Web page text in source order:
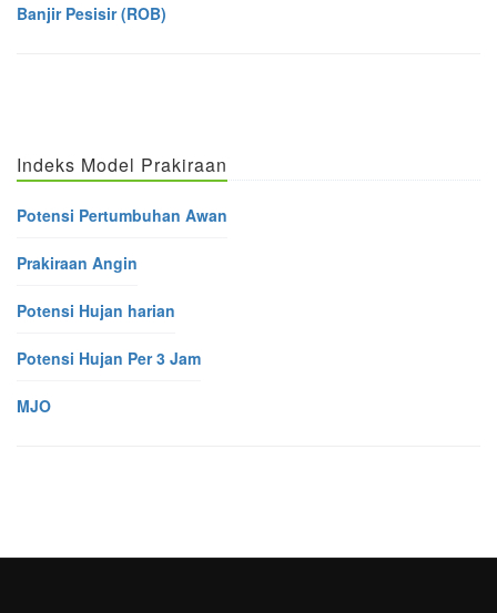
Banjir Pesisir (ROB)
Indeks Model Prakiraan
Potensi Pertumbuhan Awan
Prakiraan Angin
Potensi Hujan harian
Potensi Hujan Per 3 Jam
MJO